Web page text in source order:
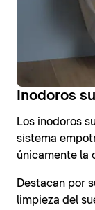
Inodoros
Los inodoros
sistema
únicamente la
Destacan por
limpieza del